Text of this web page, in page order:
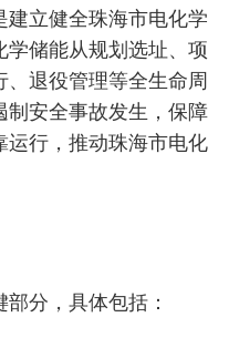
立健全珠海市电化学
储能从规划选址、项
退役管理等全生命周
安全事故发生，保障
行，推动珠海市电化
分，具体包括：